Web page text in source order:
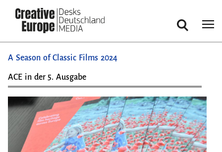
zum
Inhalt
Suche
A Season of Classic Films 2024
ACE in der 5. Ausgabe